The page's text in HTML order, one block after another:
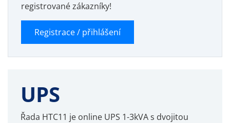
registrované zákazníky!
Registrace / přihlášení
UPS
Řada HTC11 je online UPS 1-3kVA s dvojitou